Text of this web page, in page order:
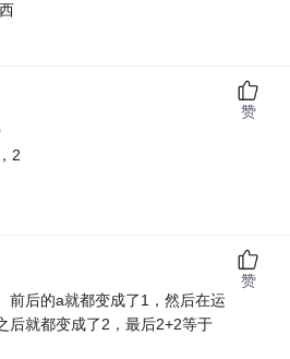
2
赞
前后的a就都变成了1，然后在运
后就都变成了2，最后2+2等于
赞